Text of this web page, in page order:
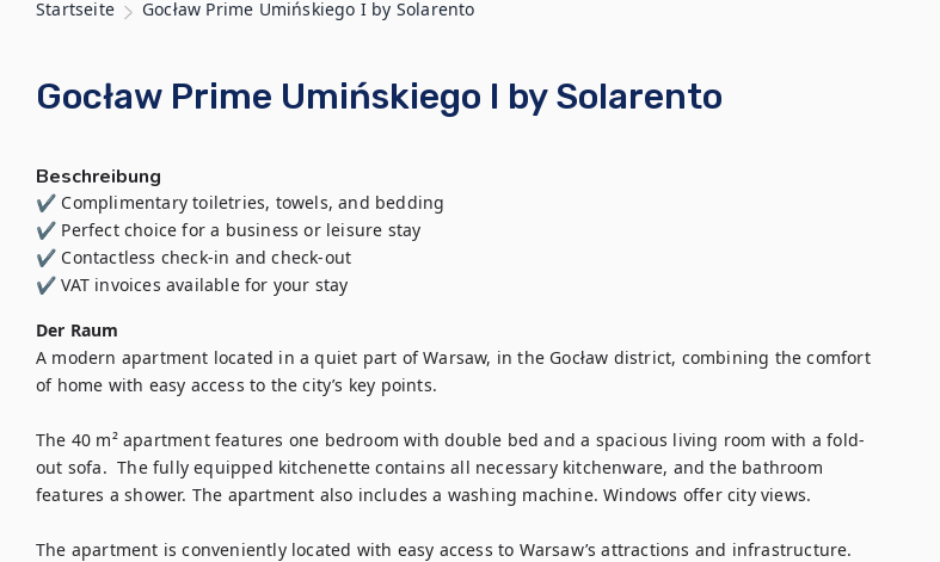
Startseite Gocław Prime Umińskiego I by Solarento
Gocław Prime Umińskiego I by Solarento
Beschreibung
✔ Complimentary toiletries, towels, and bedding
✔ Perfect choice for a business or leisure stay
✔ Contactless check-in and check-out
✔ VAT invoices available for your stay
Der Raum
A modern apartment located in a quiet part of Warsaw, in the Gocław district, combining the comfort
of home with easy access to the city’s key points.
The 40 m² apartment features one bedroom with double bed and a spacious living room with a fold-
out sofa.  The fully equipped kitchenette contains all necessary kitchenware, and the bathroom
features a shower. The apartment also includes a washing machine. Windows offer city views.
The apartment is conveniently located with easy access to Warsaw’s attractions and infrastructure.